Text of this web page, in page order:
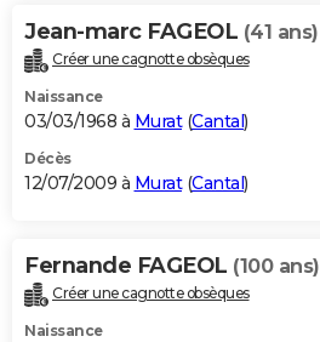
Jean-marc FAGEOL (41 ans)
Créer une cagnotte obsèques
Naissance
03/03/1968 à Murat(Cantal)
Décès
12/07/2009 à Murat(Cantal)
Fernande FAGEOL (100 ans)
Créer une cagnotte obsèques
Naissance